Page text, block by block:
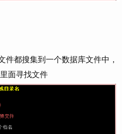
都搜集到一个数据库文件中，
面寻找文件